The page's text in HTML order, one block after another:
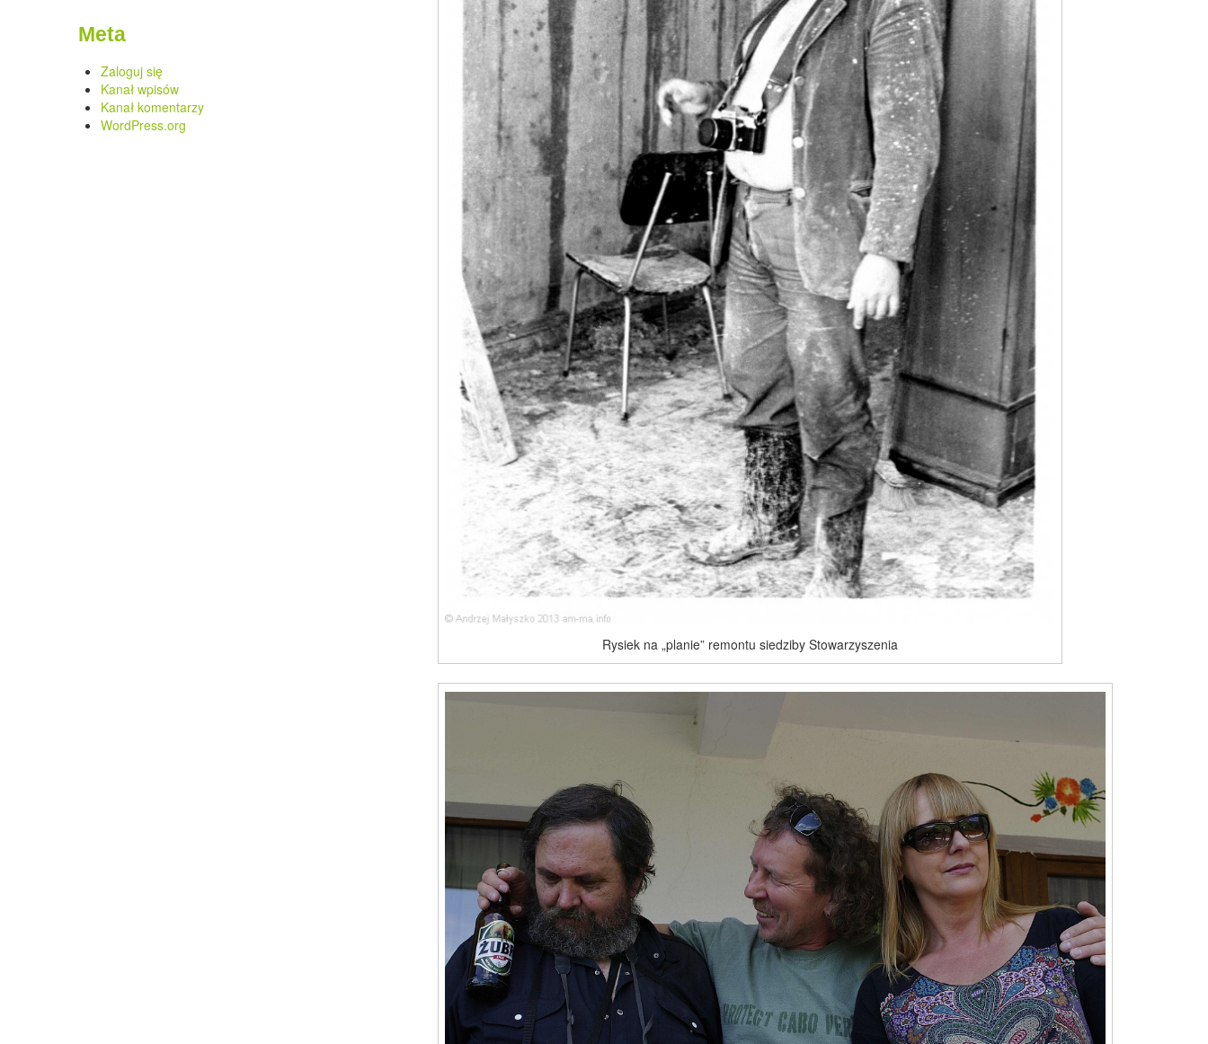
Meta
Zaloguj się
Kanał wpisów
Kanał komentarzy
WordPress.org
Rysiek na „planie” remontu siedziby Stowarzyszenia